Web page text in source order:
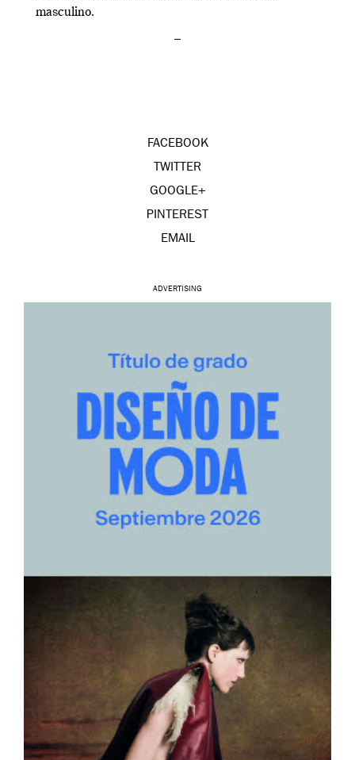
masculino.
–
FACEBOOK
TWITTER
GOOGLE+
PINTEREST
EMAIL
ADVERTISING